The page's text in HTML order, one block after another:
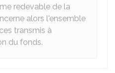
redevable de la
alors l'ensemble
transmis à
du fonds.